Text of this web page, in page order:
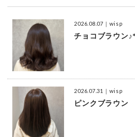
2026.08.07 ｜wisp
チョコブラウン♪*
2026.07.31 ｜wisp
ピンクブラウン